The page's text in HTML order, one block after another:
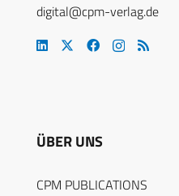
digital@cpm-verlag.de
ÜBER UNS
CPM PUBLICATIONS